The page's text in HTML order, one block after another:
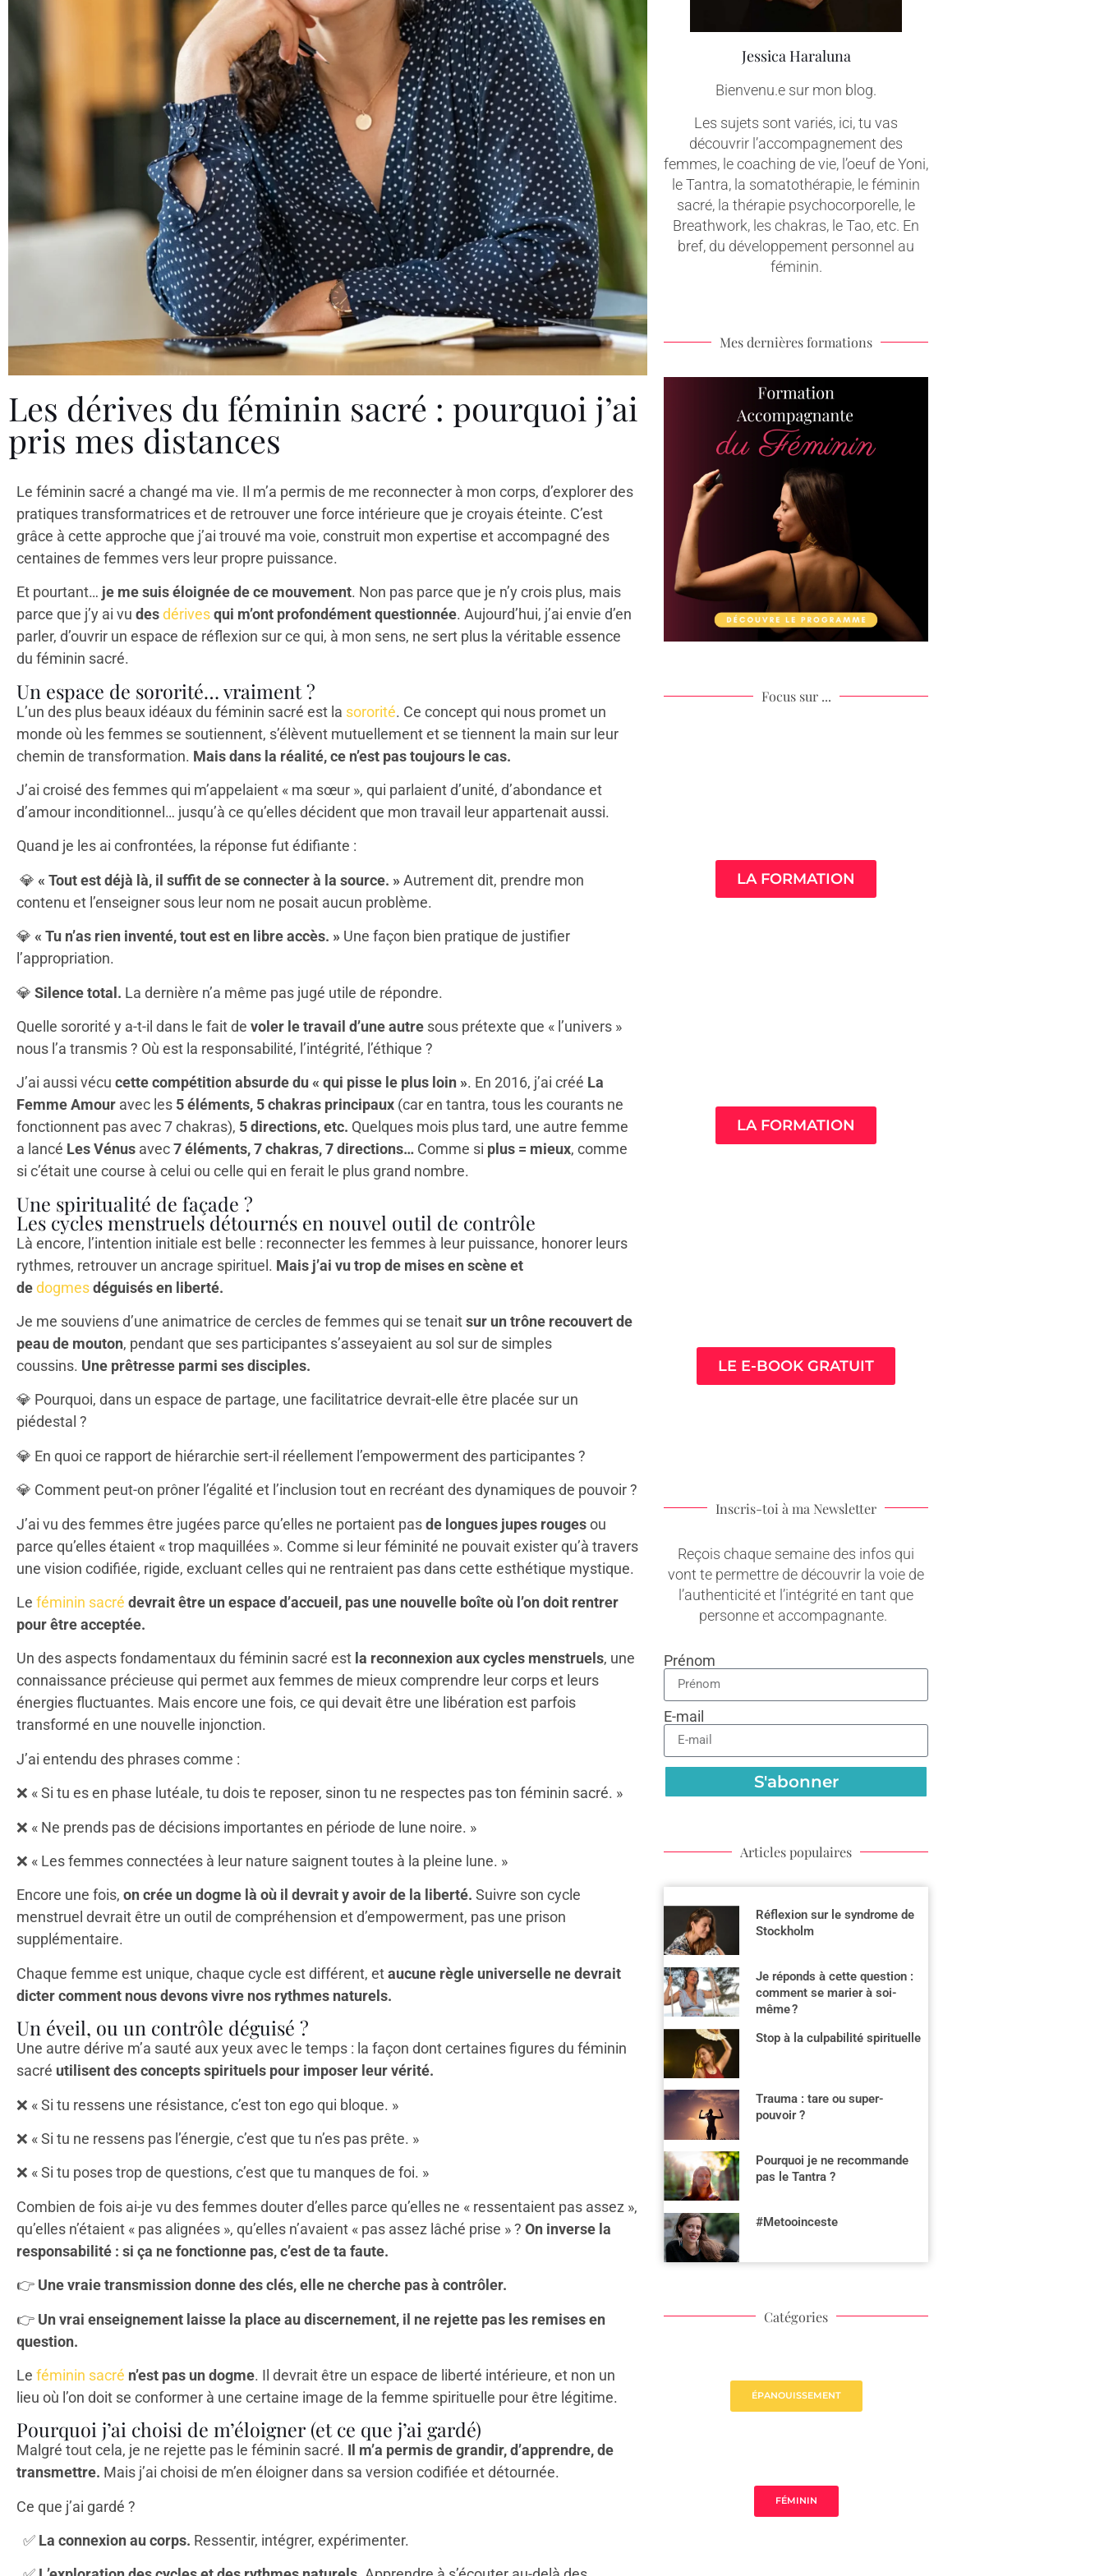
Les dérives du féminin sacré : pourquoi j’ai
pris mes distances
Le féminin sacré a changé ma vie. Il m’a permis de me reconnecter à mon corps, d’explorer des
pratiques transformatrices et de retrouver une force intérieure que je croyais éteinte. C’est
grâce à cette approche que j’ai trouvé ma voie, construit mon expertise et accompagné des
centaines de femmes vers leur propre puissance.
Et pourtant… je me suis éloignée de ce mouvement. Non pas parce que je n’y crois plus, mais
parce que j’y ai vu desdérivesqui m’ont profondément questionnée. Aujourd’hui, j’ai envie d’en
parler, d’ouvrir un espace de réflexion sur ce qui, à mon sens, ne sert plus la véritable essence
du féminin sacré.
Un espace de sororité… vraiment ?
L’un des plus beaux idéaux du féminin sacré est la sororité. Ce concept qui nous promet un
monde où les femmes se soutiennent, s’élèvent mutuellement et se tiennent la main sur leur
chemin de transformation. Mais dans la réalité, ce n’est pas toujours le cas.
J’ai croisé des femmes qui m’appelaient « ma sœur », qui parlaient d’unité, d’abondance et
d’amour inconditionnel… jusqu’à ce qu’elles décident que mon travail leur appartenait aussi.
Quand je les ai confrontées, la réponse fut édifiante :
💎 « Tout est déjà là, il suffit de se connecter à la source. » Autrement dit, prendre mon
contenu et l’enseigner sous leur nom ne posait aucun problème.
💎 « Tu n’as rien inventé, tout est en libre accès. » Une façon bien pratique de justifier
l’appropriation.
💎 Silence total. La dernière n’a même pas jugé utile de répondre.
Quelle sororité y a-t-il dans le fait de voler le travail d’une autre sous prétexte que « l’univers »
nous l’a transmis ? Où est la responsabilité, l’intégrité, l’éthique ?
J’ai aussi vécu cette compétition absurde du « qui pisse le plus loin ». En 2016, j’ai créé La
Femme Amour avec les 5 éléments, 5 chakras principaux (car en tantra, tous les courants ne
fonctionnent pas avec 7 chakras), 5 directions, etc. Quelques mois plus tard, une autre femme
a lancé Les Vénus avec7 éléments, 7 chakras, 7 directions… Comme si plus = mieux, comme
si c’était une course à celui ou celle qui en ferait le plus grand nombre.
Une spiritualité de façade ?
Les cycles menstruels détournés en nouvel outil de contrôle
Là encore, l’intention initiale est belle : reconnecter les femmes à leur puissance, honorer leurs
rythmes, retrouver un ancrage spirituel. Mais j’ai vu trop de mises en scène et
dedogmesdéguisés en liberté.
Je me souviens d’une animatrice de cercles de femmes qui se tenaitsur un trône recouvert de
peau de mouton, pendant que ses participantes s’asseyaient au sol sur de simples
coussins. Une prêtresse parmi ses disciples.
💎 Pourquoi, dans un espace de partage, une facilitatrice devrait-elle être placée sur un
piédestal ?
💎 En quoi ce rapport de hiérarchie sert-il réellement l’empowerment des participantes ?
💎 Comment peut-on prôner l’égalité et l’inclusion tout en recréant des dynamiques de pouvoir ?
J’ai vu des femmes être jugées parce qu’elles ne portaient pasde longues jupes rougesou
parce qu’elles étaient « trop maquillées ». Comme si leur féminité ne pouvait exister qu’à travers
une vision codifiée, rigide, excluant celles qui ne rentraient pas dans cette esthétique mystique.
Le féminin sacré devrait être un espace d’accueil, pas une nouvelle boîte où l’on doit rentrer
pour être acceptée.
Un des aspects fondamentaux du féminin sacré est la reconnexion aux cycles menstruels, une
connaissance précieuse qui permet aux femmes de mieux comprendre leur corps et leurs
énergies fluctuantes. Mais encore une fois, ce qui devait être une libération est parfois
transformé en une nouvelle injonction.
J’ai entendu des phrases comme :
❌ « Si tu es en phase lutéale, tu dois te reposer, sinon tu ne respectes pas ton féminin sacré. »
❌ « Ne prends pas de décisions importantes en période de lune noire. »
❌ « Les femmes connectées à leur nature saignent toutes à la pleine lune. »
Encore une fois, on crée un dogme là où il devrait y avoir de la liberté. Suivre son cycle
menstruel devrait être un outil de compréhension et d’empowerment, pas une prison
supplémentaire.
Chaque femme est unique, chaque cycle est différent, etaucune règle universelle ne devrait
dicter comment nous devons vivre nos rythmes naturels.
Un éveil, ou un contrôle déguisé ?
Une autre dérive m’a sauté aux yeux avec le temps : la façon dont certaines figures du féminin
sacré utilisent des concepts spirituels pour imposer leur vérité.
❌ « Si tu ressens une résistance, c’est ton ego qui bloque. »
❌ « Si tu ne ressens pas l’énergie, c’est que tu n’es pas prête. »
❌ « Si tu poses trop de questions, c’est que tu manques de foi. »
Combien de fois ai-je vu des femmes douter d’elles parce qu’elles ne « ressentaient pas assez »,
qu’elles n’étaient « pas alignées », qu’elles n’avaient « pas assez lâché prise » ? On inverse la
responsabilité : si ça ne fonctionne pas, c’est de ta faute.
👉 Une vraie transmission donne des clés, elle ne cherche pas à contrôler.
👉 Un vrai enseignement laisse la place au discernement, il ne rejette pas les remises en
question.
Le féminin sacré n’est pas un dogme. Il devrait être un espace de liberté intérieure, et non un
lieu où l’on doit se conformer à une certaine image de la femme spirituelle pour être légitime.
Pourquoi j’ai choisi de m’éloigner (et ce que j’ai gardé)
Malgré tout cela, je ne rejette pas le féminin sacré. Il m’a permis de grandir, d’apprendre, de
transmettre. Mais j’ai choisi de m’en éloigner dans sa version codifiée et détournée.
Ce que j’ai gardé ?
✅ La connexion au corps. Ressentir, intégrer, expérimenter.
Jessica Haraluna
Bienvenu.e sur mon blog.
Les sujets sont variés, ici, tu vas
découvrir l’accompagnement des
femmes, le coaching de vie, l’oeuf de Yoni,
le Tantra, la somatothérapie, le féminin
sacré, la thérapie psychocorporelle, le
Breathwork, les chakras, le Tao, etc. En
bref, du développement personnel au
féminin.
Mes dernières formations
Focus sur ...
LA FORMATION
LA FORMATION
LE E-BOOK GRATUIT
Inscris-toi à ma Newsletter
Reçois chaque semaine des infos qui
vont te permettre de découvrir la voie de
l’authenticité et l’intégrité en tant que
personne et accompagnante.
Prénom
E-mail
S'abonner
Articles populaires
Réflexion sur le syndrome de
Stockholm
Je réponds à cette question :
comment se marier à soi-
même ?
Stop à la culpabilité spirituelle
Trauma : tare ou super-
pouvoir ?
Pourquoi je ne recommande
pas le Tantra ?
#Metooinceste
Catégories
ÉPANOUISSEMENT
FÉMININ